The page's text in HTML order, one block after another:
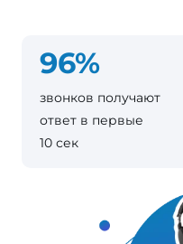
96%
звонков получают
ответ в первые
10 сек